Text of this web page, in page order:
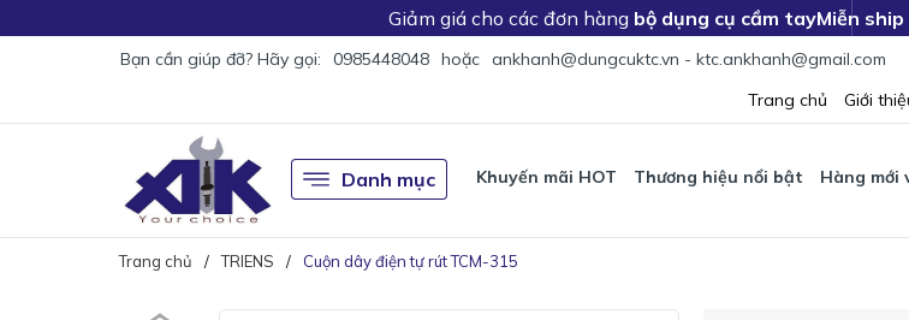
Giảm giá cho các đơn hàng bộ dụng cụ cầm tayMiễn ship
Bạn cần giúp đỡ? Hãy gọi: 0985448048 hoặc ankhanh@dungcuktc.vn - ktc.ankhanh@gmail.com
Trang chủ
Giới
Danh mục Khuyến mãi HOT Thương hiệu nổi bật Hàng mới
Trang chủ TRIENS Cuộn dây điện tự rút TCM-315